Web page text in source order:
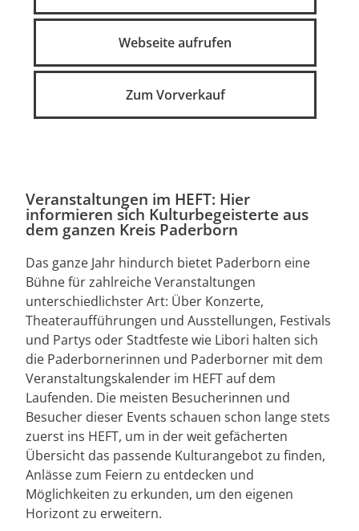
Webseite aufrufen
Zum Vorverkauf
Veranstaltungen im HEFT: Hier
informieren sich Kulturbegeisterte aus
dem ganzen Kreis Paderborn
Das ganze Jahr hindurch bietet Paderborn eine
Bühne für zahlreiche Veranstaltungen
unterschiedlichster Art: Über Konzerte,
Theateraufführungen und Ausstellungen, Festivals
und Partys oder Stadtfeste wie Libori halten sich
die Paderbornerinnen und Paderborner mit dem
Veranstaltungskalender im HEFT auf dem
Laufenden. Die meisten Besucherinnen und
Besucher dieser Events schauen schon lange stets
zuerst ins HEFT, um in der weit gefächerten
Übersicht das passende Kulturangebot zu finden,
Anlässe zum Feiern zu entdecken und
Möglichkeiten zu erkunden, um den eigenen
Horizont zu erweitern.